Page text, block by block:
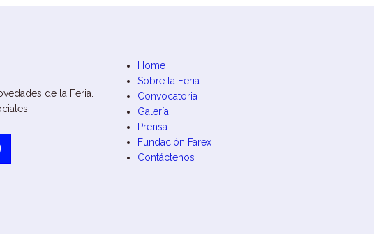
de la Feria.
Home
Sobre la Feria
Convocatoria
Galería
Prensa
Fundación Farex
Contáctenos